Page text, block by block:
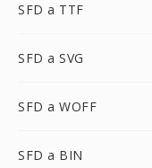
SFD a TTF
SFD a SVG
SFD a WOFF
SFD a BIN